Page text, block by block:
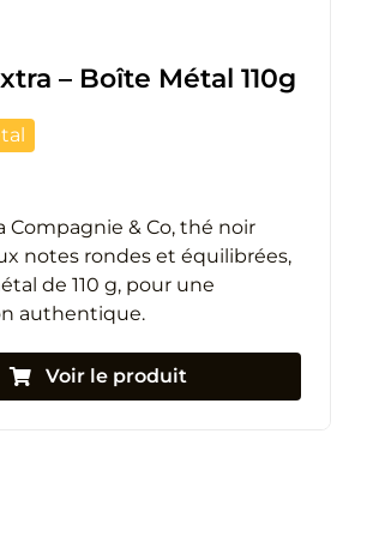
– Boîte Métal 110g
Compagnie & Co, thé noir
notes rondes et équilibrées,
de 110 g, pour une
authentique.
Voir le produit